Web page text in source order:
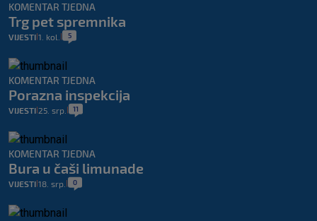
KOMENTAR TJEDNA
Trg pet spremnika
VIJESTI 1. kol. 5
KOMENTAR TJEDNA
Porazna inspekcija
VIJESTI 25. srp. 11
KOMENTAR TJEDNA
Bura u čaši limunade
VIJESTI 18. srp. 0